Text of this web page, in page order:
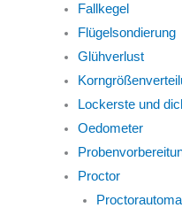
Fallkegel
Flügelsondierung
Glühverlust
Lockerste und
Oedometer
Proctor